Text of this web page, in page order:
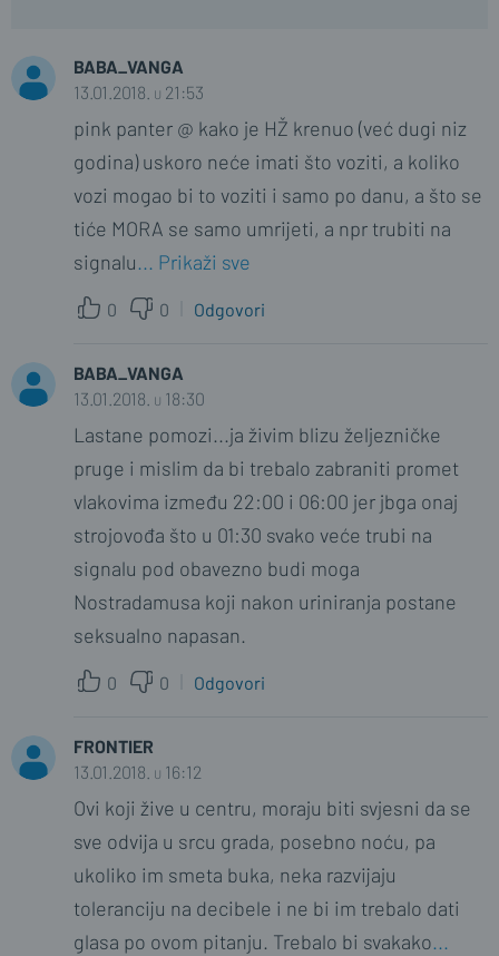
BABA_VANGA
13.01.2018. u 21:53
pink panter @ kako je HŽ krenuo (već dugi niz
godina) uskoro neće imati što voziti, a koliko
vozi mogao bi to voziti i samo po danu, a što se
tiće MORA se samo umrijeti, a npr trubiti na
signalu... Prikaži sve
0 0 Odgovori
BABA_VANGA
13.01.2018. u 18:30
Lastane pomozi...ja živim blizu željezničke
pruge i mislim da bi trebalo zabraniti promet
vlakovima između 22:00 i 06:00 jer jbga onaj
strojovođa što u 01:30 svako veće trubi na
signalu pod obavezno budi moga
Nostradamusa koji nakon uriniranja postane
seksualno napasan.
0 0 Odgovori
FRONTIER
13.01.2018. u 16:12
Ovi koji žive u centru, moraju biti svjesni da se
sve odvija u srcu grada, posebno noću, pa
ukoliko im smeta buka, neka razvijaju
toleranciju na decibele i ne bi im trebalo dati
glasa po ovom pitanju. Trebalo bi svakako...